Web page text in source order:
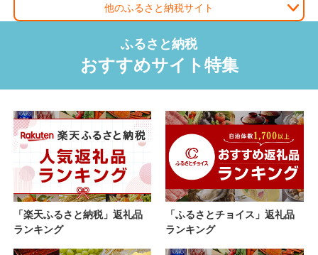
ふるさと納税ニッポン！他のふるさと納税サイト
ふるさと納税
おすすめサイト特集
「楽天ふるさと納税」返礼品
ランキング
「ふるさとチョイス」返礼品
ランキング